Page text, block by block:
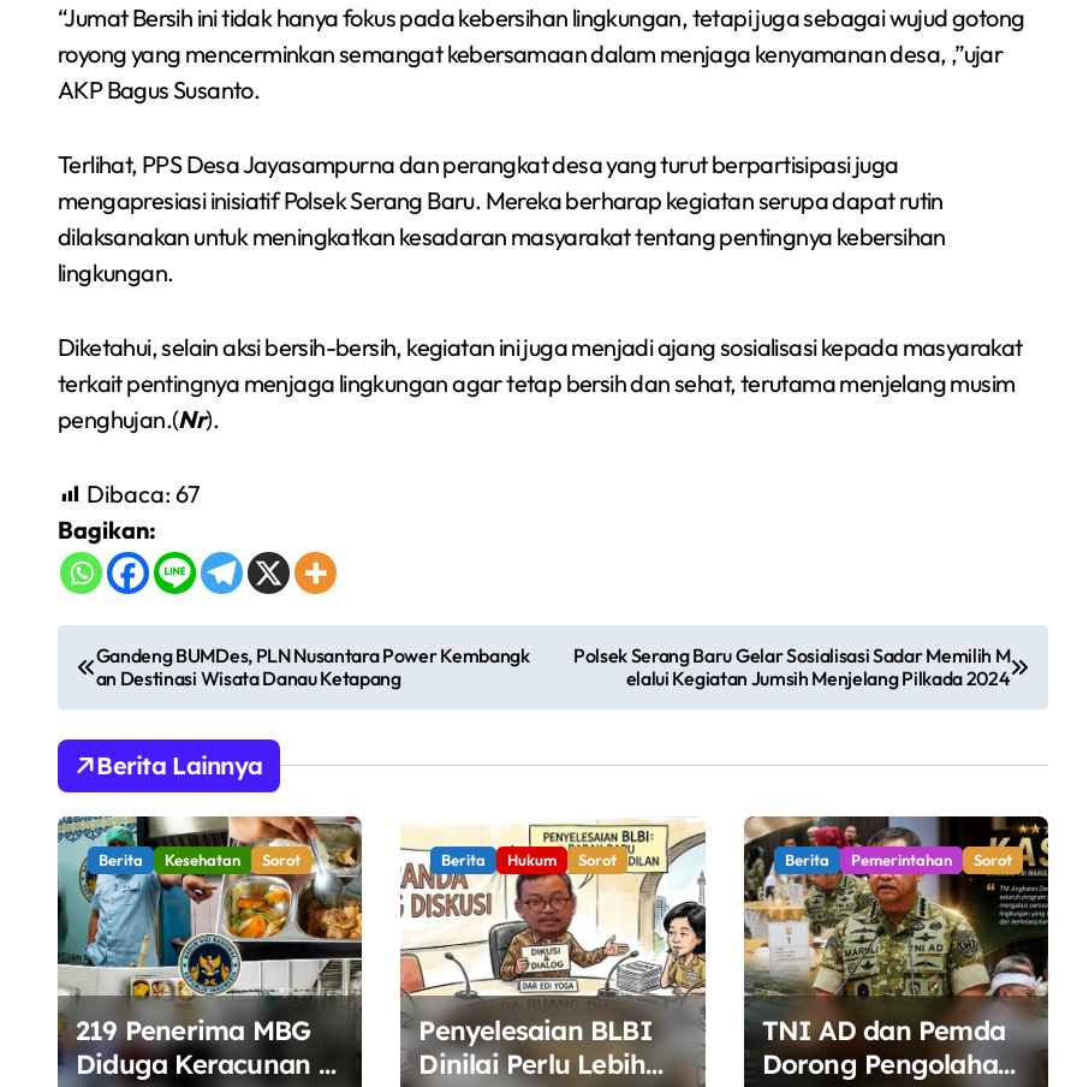
“Jumat Bersih ini tidak hanya fokus pada kebersihan lingkungan, tetapi juga sebagai wujud gotong
royong yang mencerminkan semangat kebersamaan dalam menjaga kenyamanan desa, ,”ujar
AKP Bagus Susanto.
Terlihat, PPS Desa Jayasampurna dan perangkat desa yang turut berpartisipasi juga
mengapresiasi inisiatif Polsek Serang Baru. Mereka berharap kegiatan serupa dapat rutin
dilaksanakan untuk meningkatkan kesadaran masyarakat tentang pentingnya kebersihan
lingkungan.
Diketahui, selain aksi bersih-bersih, kegiatan ini juga menjadi ajang sosialisasi kepada masyarakat
terkait pentingnya menjaga lingkungan agar tetap bersih dan sehat, terutama menjelang musim
penghujan.(Nr).
Dibaca: 67
Bagikan:
N
a
v
i
g
a
s
i
p
Gandeng BUMDes, PLN Nusantara Power Kembangk
an Destinasi Wisata Danau Ketapang
Polsek Serang Baru Gelar Sosialisasi Sadar Memilih M
elalui Kegiatan Jumsih Menjelang Pilkada 2024
Berita Lainnya
Berita Kesehatan Sorot
219 Penerima MBG
Diduga Keracunan di
Berita Hukum Sorot
Penyelesaian BLBI
Dinilai Perlu Lebih
Berita Pemerintahan Sorot
TNI AD dan Pemda
Dorong Pengolahan
Sumsel 2026